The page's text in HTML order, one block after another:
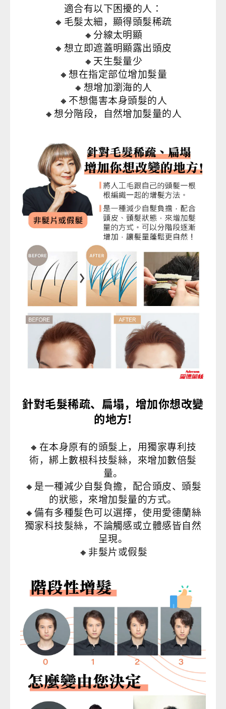
適合有以下困擾的人：
🔸毛髮太細，顯得頭髮稀疏
🔸分線太明顯
🔸想立即遮蓋明顯露出頭皮
🔸天生髮量少
🔸想在指定部位增加髮量
🔸想增加瀏海的人
🔸不想傷害本身頭髮的人
🔸想分階段，自然增加髮量的人
針對毛髮稀疏、扁塌，增加你想改變
的地方!
🔸在本身原有的頭髮上，用獨家專利技
術，綁上數根科技髮絲，來增加數倍髮
量。
🔸是一種減少自髮負擔，配合頭皮、頭髮
的狀態，來增加髮量的方式。
🔸備有多種髮色可以選擇，使用愛德蘭絲
獨家科技髮絲，不論觸感或立體感皆自然
呈現。
🔸非髮片或假髮